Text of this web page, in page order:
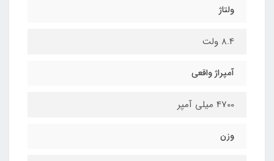
ولتاژ
8.4 ولت
آمپراژ واقعی
4700 میلی آمپر
وزن